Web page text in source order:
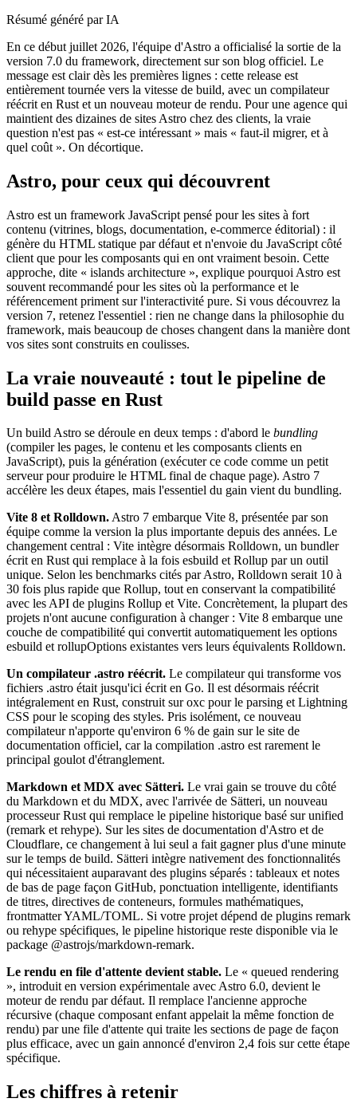
Résumé généré par IA
En ce début juillet 2026, l'équipe d'Astro a officialisé la sortie de la
version 7.0 du framework, directement sur son blog officiel. Le
message est clair dès les premières lignes : cette release est
entièrement tournée vers la vitesse de build, avec un compilateur
réécrit en Rust et un nouveau moteur de rendu. Pour une agence qui
maintient des dizaines de sites Astro chez des clients, la vraie
question n'est pas « est-ce intéressant » mais « faut-il migrer, et à
quel coût ». On décortique.
Astro, pour ceux qui découvrent
Astro est un framework JavaScript pensé pour les sites à fort
contenu (vitrines, blogs, documentation, e-commerce éditorial) : il
génère du HTML statique par défaut et n'envoie du JavaScript côté
client que pour les composants qui en ont vraiment besoin. Cette
approche, dite « islands architecture », explique pourquoi Astro est
souvent recommandé pour les sites où la performance et le
référencement priment sur l'interactivité pure. Si vous découvrez la
version 7, retenez l'essentiel : rien ne change dans la philosophie du
framework, mais beaucoup de choses changent dans la manière dont
vos sites sont construits en coulisses.
La vraie nouveauté : tout le pipeline de
build passe en Rust
Un build Astro se déroule en deux temps : d'abord le bundling
(compiler les pages, le contenu et les composants clients en
JavaScript), puis la génération (exécuter ce code comme un petit
serveur pour produire le HTML final de chaque page). Astro 7
accélère les deux étapes, mais l'essentiel du gain vient du bundling.
Vite 8 et Rolldown.Astro 7 embarque Vite 8, présentée par son
équipe comme la version la plus importante depuis des années. Le
changement central : Vite intègre désormais Rolldown, un bundler
écrit en Rust qui remplace à la fois esbuild et Rollup par un outil
unique. Selon les benchmarks cités par Astro, Rolldown serait 10 à
30 fois plus rapide que Rollup, tout en conservant la compatibilité
avec les API de plugins Rollup et Vite. Concrètement, la plupart des
projets n'ont aucune configuration à changer : Vite 8 embarque une
couche de compatibilité qui convertit automatiquement les options
esbuild et rollupOptions existantes vers leurs équivalents Rolldown.
Un compilateur .astro réécrit. Le compilateur qui transforme vos
fichiers .astro était jusqu'ici écrit en Go. Il est désormais réécrit
intégralement en Rust, construit sur oxc pour le parsing et Lightning
CSS pour le scoping des styles. Pris isolément, ce nouveau
compilateur n'apporte qu'environ 6 % de gain sur le site de
documentation officiel, car la compilation .astro est rarement le
principal goulot d'étranglement.
Markdown et MDX avec Sätteri. Le vrai gain se trouve du côté
du Markdown et du MDX, avec l'arrivée de Sätteri, un nouveau
processeur Rust qui remplace le pipeline historique basé sur unified
(remark et rehype). Sur les sites de documentation d'Astro et de
Cloudflare, ce changement à lui seul a fait gagner plus d'une minute
sur le temps de build. Sätteri intègre nativement des fonctionnalités
qui nécessitaient auparavant des plugins séparés : tableaux et notes
de bas de page façon GitHub, ponctuation intelligente, identifiants
de titres, directives de conteneurs, formules mathématiques,
frontmatter YAML/TOML. Si votre projet dépend de plugins remark
ou rehype spécifiques, le pipeline historique reste disponible via le
package @astrojs/markdown-remark.
Le rendu en file d'attente devient stable. Le « queued rendering
», introduit en version expérimentale avec Astro 6.0, devient le
moteur de rendu par défaut. Il remplace l'ancienne approche
récursive (chaque composant enfant appelait la même fonction de
rendu) par une file d'attente qui traite les sections de page de façon
plus efficace, avec un gain annoncé d'environ 2,4 fois sur cette étape
spécifique.
Les chiffres à retenir